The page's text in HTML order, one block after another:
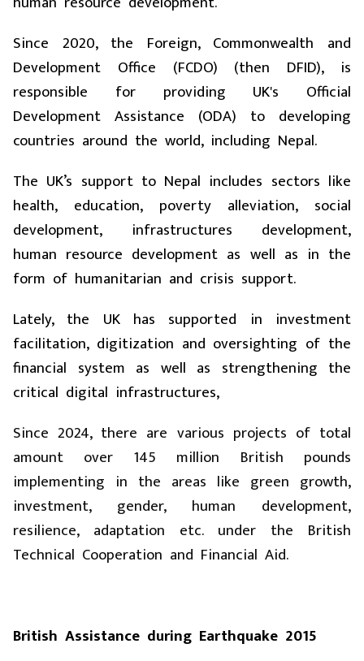
Since 2020, the Foreign, Commonwealth and
Development Office (FCDO) (then DFID), is
responsible for providing UK's Official
Development Assistance (ODA) to developing
countries around the world, including Nepal.
The UK’s support to Nepal includes sectors like
health, education, poverty alleviation, social
development, infrastructures development,
human resource development as well as in the
form of humanitarian and crisis support.
Lately, the UK has supported in investment
facilitation, digitization and oversighting of the
financial system as well as strengthening the
critical digital infrastructures,
Since 2024, there are various projects of total
amount over 145 million British pounds
implementing in the areas like green growth,
investment, gender, human development,
resilience, adaptation etc. under the British
Technical Cooperation and Financial Aid.
British Assistance during Earthquake 2015